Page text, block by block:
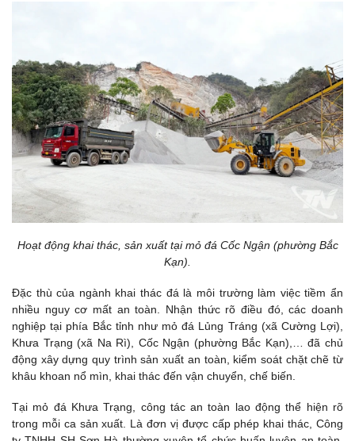
Hoạt động khai thác, sản xuất tại mỏ đá Cốc Ngận (phường Bắc
Kạn).
Đặc thù của ngành khai thác đá là môi trường làm việc tiềm ẩn
nhiều nguy cơ mất an toàn. Nhận thức rõ điều đó, các doanh
nghiệp tại phía Bắc tỉnh như mỏ đá Lủng Tráng (xã Cường Lợi),
Khưa Trạng (xã Na Rì), Cốc Ngận (phường Bắc Kạn),… đã chủ
động xây dựng quy trình sản xuất an toàn, kiểm soát chặt chẽ từ
khâu khoan nổ mìn, khai thác đến vận chuyển, chế biến.
Tại mỏ đá Khưa Trạng, công tác an toàn lao động thể hiện rõ
trong mỗi ca sản xuất. Là đơn vị được cấp phép khai thác, Công